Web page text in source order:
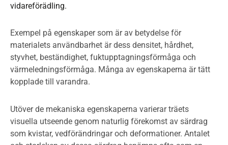
vidareförädling.
Exempel på egenskaper som är av betydelse för
materialets användbarhet är dess densitet, hårdhet,
styvhet, beständighet, fuktupptagningsförmåga och
värmeledningsförmåga. Många av egenskaperna är tätt
kopplade till varandra.
Utöver de mekaniska egenskaperna varierar träets
visuella utseende genom naturlig förekomst av särdrag
som kvistar, vedförändringar och deformationer. Antalet